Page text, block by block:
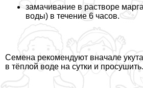
замачивание в растворе
воды) в течение 6 часов.
Семена рекомендуют вначале
в тёплой воде на сутки и просушить.